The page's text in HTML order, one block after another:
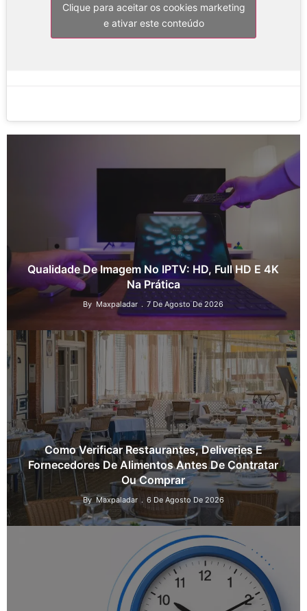
Clique para aceitar os cookies marketing
e ativar este conteúdo
Qualidade De Imagem No IPTV: HD, Full HD E 4K
Na Prática
By Maxpaladar 7 De Agosto De 2026
Como Verificar Restaurantes, Deliveries E
Fornecedores De Alimentos Antes De Contratar
Ou Comprar
By Maxpaladar 6 De Agosto De 2026